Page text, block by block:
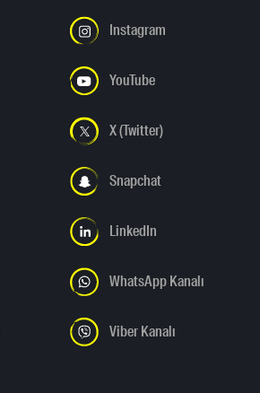
Instagram
YouTube
X (Twitter)
Snapchat
LinkedIn
WhatsApp Kanalı
Viber Kanalı